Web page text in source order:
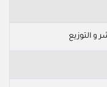
و التوزيع